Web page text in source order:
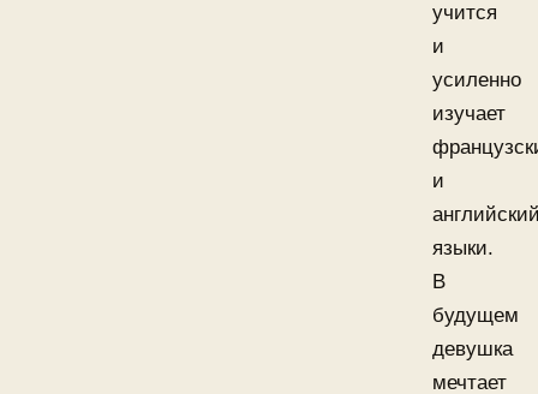
учится
и
усиленно
изучает
и
языки.
В
будущем
девушка
мечтает